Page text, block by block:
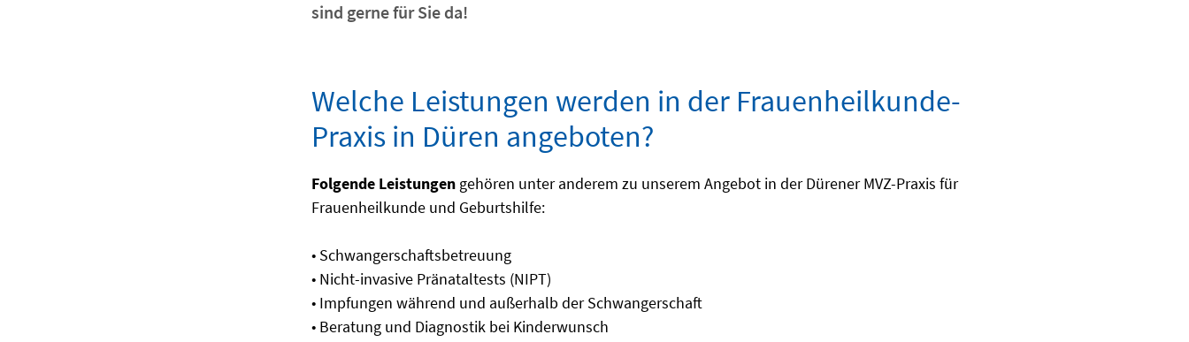
sind gerne für Sie da!
Welche Leistungen werden in der Frauenheilkunde-
Praxis in Düren angeboten?
Folgende Leistungen gehören unter anderem zu unserem Angebot in der Dürener MVZ-Praxis für
Frauenheilkunde und Geburtshilfe:
• Schwangerschaftsbetreuung
• Nicht-invasive Pränataltests (NIPT)
• Impfungen während und außerhalb der Schwangerschaft
• Beratung und Diagnostik bei Kinderwunsch